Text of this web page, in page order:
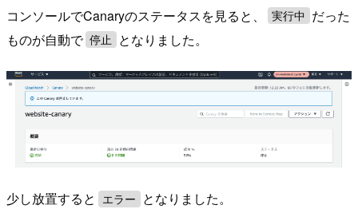
コンソールでCanaryのステータスを見ると、 実行中
だった
ものが自動で 停止 となりました。
少し放置すると エラー となりました。